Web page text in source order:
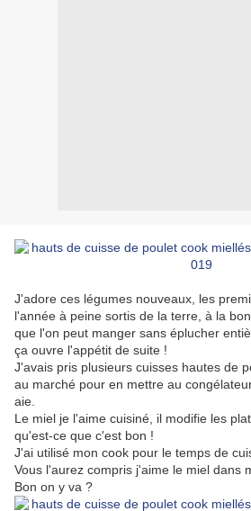
J'adore ces légumes nouveaux, les
l'année à peine sortis de la terre, à la
que l'on peut manger sans éplucher
ça ouvre l'appétit de suite !
J'avais pris plusieurs cuisses hautes de
au marché pour en mettre au
aie.
Le miel je l'aime cuisiné, il modifie les
qu'est-ce que c'est bon !
J'ai utilisé mon cook pour le temps de
Vous l'aurez compris j'aime le miel dans
Bon on y va ?